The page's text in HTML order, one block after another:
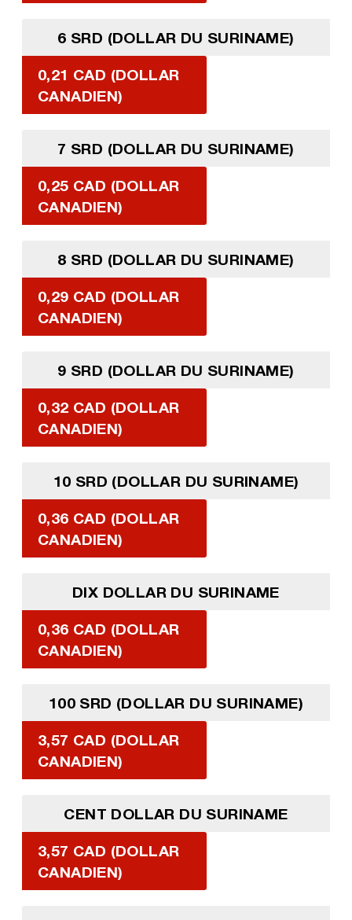
6 SRD (DOLLAR DU SURINAME)
0,21 CAD (DOLLAR
CANADIEN)
7 SRD (DOLLAR DU SURINAME)
0,25 CAD (DOLLAR
CANADIEN)
8 SRD (DOLLAR DU SURINAME)
0,29 CAD (DOLLAR
CANADIEN)
9 SRD (DOLLAR DU SURINAME)
0,32 CAD (DOLLAR
CANADIEN)
10 SRD (DOLLAR DU SURINAME)
0,36 CAD (DOLLAR
CANADIEN)
DIX DOLLAR DU SURINAME
0,36 CAD (DOLLAR
CANADIEN)
100 SRD (DOLLAR DU SURINAME)
3,57 CAD (DOLLAR
CANADIEN)
CENT DOLLAR DU SURINAME
3,57 CAD (DOLLAR
CANADIEN)